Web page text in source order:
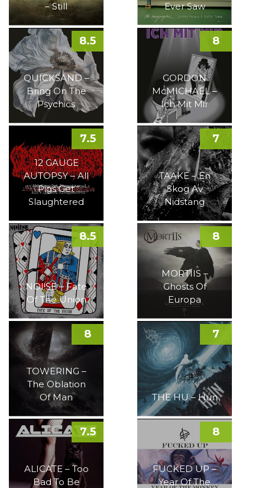
– Still
Ever Saw
QUICKSAND –
Bring On The
Psychics
8.5
GORDON
McMICHAEL –
Ich Mit Mir
8
12 GAUGE
AUTOPSY – All
Pigs Get
Slaughtered
7.5
TAAKE – En
Skog Av
Nidstang
7
NOI!SE – Fate
Of The Union
8.5
MORTIIS –
Ghosts Of
Europa
8
TOWERING –
The Oblation
Of Man
8
THE HU – Hun
7
ALICATE – Too
Bad To Be
7.5
FUCKED UP –
Year Of The
8